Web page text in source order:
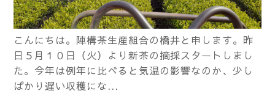
こんにちは。陣構茶生産組合の橋井と申します。昨
日５月１０日（火）より新茶の摘採スタートしまし
た。今年は例年に比べると気温の影響なのか、少し
ばかり遅い収穫にな...